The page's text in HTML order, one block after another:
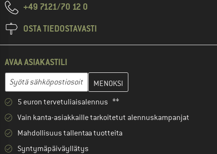
+49 7121/70 12 0
OSTA TIEDOSTAVASTI
AVAA ASIAKASTILI
Sähköpostiosoite
Anna sähköpostiosoitteesi ja luo seuraavassa vaiheessa
5 euron tervetuliaisalennus **
Vain kanta-asiakkaille tarkoitetut alennuskampanjat
Mahdollisuus tallentaa tuotteita
Syntymäpäiväyllätys